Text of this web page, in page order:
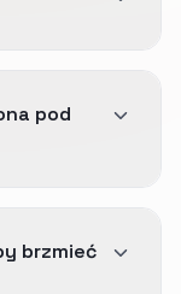
pod
upewnić
brzmieć